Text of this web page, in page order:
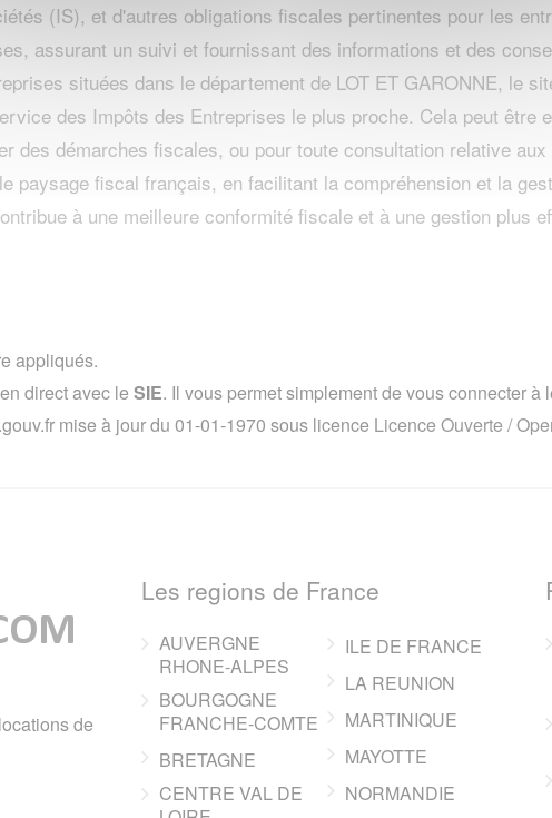
(IS), et d'autres obligations fiscales pertinentes pour les
assurant un suivi et fournissant des informations et des
situées dans le département de LOT ET GARONNE, le
des Impôts des Entreprises le plus proche. Cela peut être
des démarches fiscales, ou pour toute consultation relative
paysage fiscal français, en facilitant la compréhension et la
à une meilleure conformité fiscale et à une gestion plus
appliqués.
direct avec le SIE. Il vous permet simplement de vous connecter à
mise à jour du 01-01-1970 sous licence Licence Ouverte /
de
Les regions de France
AUVERGNE
RHONE-ALPES
BOURGOGNE
FRANCHE-COMTE
BRETAGNE
CENTRE VAL DE
ILE DE FRANCE
LA REUNION
MARTINIQUE
MAYOTTE
NORMANDIE